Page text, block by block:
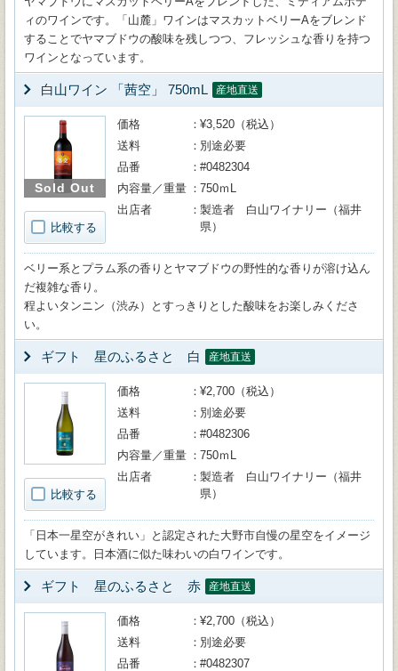
ィのワインです。「山麓」ワインはマスカットベリーAをブレンド
することでヤマブドウの酸味を残しつつ、フレッシュな香りを持つ
ワインとなっています。
白山ワイン 「茜空」 750mL 産地直送
Sold Out
比較する
価格
¥3,520（税込）
送料
別途必要
品番
#0482304
内容量／重量
750ｍL
出店者
製造者 白山ワイナリー（福井
県）
ベリー系とプラム系の香りとヤマブドウの野性的な香りが溶け込ん
だ複雑な香り。
程よいタンニン（渋み）とすっきりとした酸味をお楽しみくださ
い。
ギフト 星のふるさと 白 産地直送
比較する
価格
¥2,700（税込）
送料
別途必要
品番
#0482306
内容量／重量
750ｍL
出店者
製造者 白山ワイナリー（福井
県）
「日本一星空がきれい」と認定された大野市自慢の星空をイメージ
しています。日本酒に似た味わいの白ワインです。
ギフト 星のふるさと 赤 産地直送
価格
¥2,700（税込）
送料
別途必要
品番
#0482307